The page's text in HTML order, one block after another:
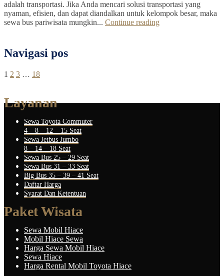
adalah transportasi. Jika Anda mencari solusi transportasi yang
nyaman, efisien, dan dapat diandalkan untuk kelompok besar, maka
sewa bus pariwisata mungkin... Continue reading
Navigasi pos
1 2 3 … 18
Layanan
Sewa Toyota Commuter
4 – 8 – 12 – 15 Seat
Sewa Jetbus Jumbo
8 – 14 – 18 Seat
Sewa Bus 25 – 29 Seat
Sewa Bus 31 – 33 Seat
Big Bus 35 – 39 – 41 Seat
Daftar Harga
Syarat Dan Ketentuan
Paket Wisata
Sewa Mobil Hiace
Mobil Hiace Sewa
Harga Sewa Mobil Hiace
Sewa Hiace
Harga Rental Mobil Toyota Hiace